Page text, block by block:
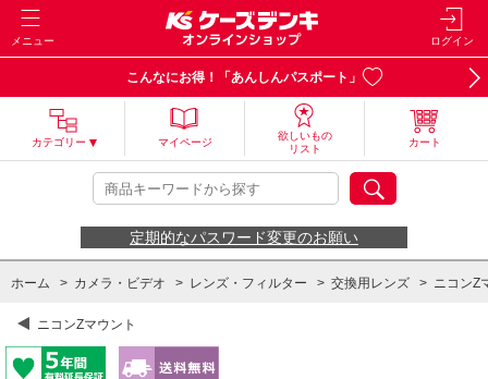
メニュー ログイン
こんなにお得！「あんしんパスポート」
カテゴリー マイページ
欲しいもの
リスト
カート
定期的なパスワード変更のお願い
ホーム > カメラ・ビデオ > レンズ・フィルター > 交換用レンズ > ニコンZ
ニコンZマウント